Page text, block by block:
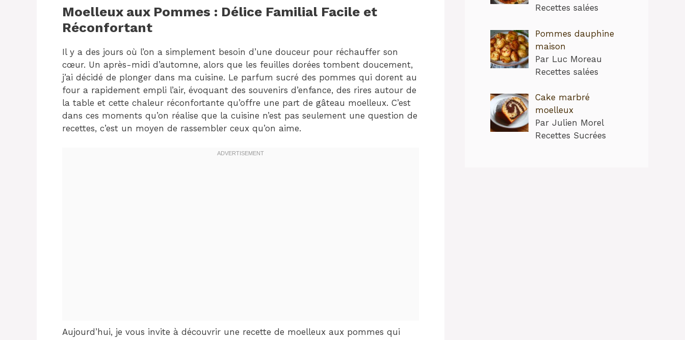
Moelleux aux Pommes : Délice Familial Facile et
Réconfortant
Il y a des jours où l’on a simplement besoin d’une douceur pour réchauffer son
cœur. Un après-midi d’automne, alors que les feuilles dorées tombent doucement,
j’ai décidé de plonger dans ma cuisine. Le parfum sucré des pommes qui dorent au
four a rapidement empli l’air, évoquant des souvenirs d’enfance, des rires autour de
la table et cette chaleur réconfortante qu’offre une part de gâteau moelleux. C’est
dans ces moments qu’on réalise que la cuisine n’est pas seulement une question de
recettes, c’est un moyen de rassembler ceux qu’on aime.
Aujourd’hui, je vous invite à découvrir une recette de moelleux aux pommes qui
Recettes salées
Pommes dauphine
maison
Par Luc Moreau
Recettes salées
Cake marbré
moelleux
Par Julien Morel
Recettes Sucrées